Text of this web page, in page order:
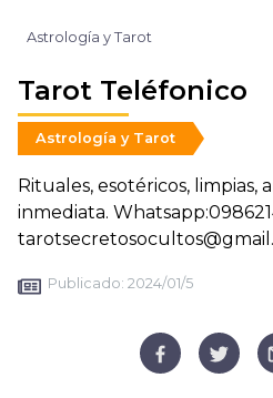
Astrología y Tarot
Tarot Teléfonico
Astrología y Tarot
Rituales, esotéricos, limpias,
inmediata.
Publicado: 2024/01/5